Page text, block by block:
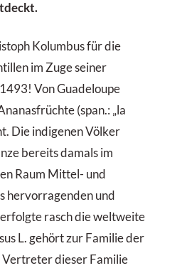
Kolumbus für die
im Zuge seiner
Von Guadeloupe
(span.: „la
Die indigenen Völker
bereits damals im
Raum Mittel- und
hervorragenden und
rasch die weltweite
L. gehört zur Familie der
Vertreter dieser Familie